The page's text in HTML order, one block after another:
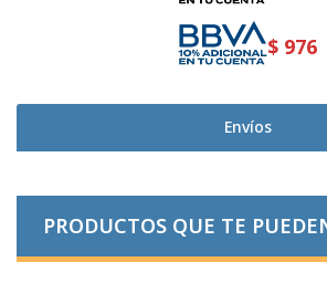
$ 976
Envíos
PRODUCTOS QUE TE